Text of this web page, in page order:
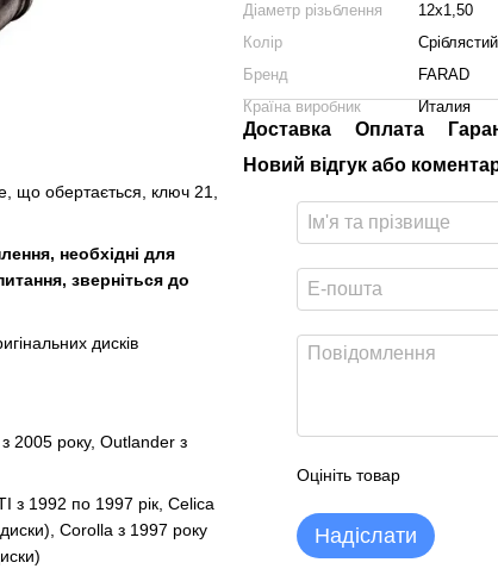
що обертається, ключ 21,
необхідні для
зверніться до
дисків
2005 року, Outlander з
з 1992 по 1997 рік, Celica
Corolla з 1997 року
Діаметр різьблення
12x1,50
Колір
Сріблястий
Бренд
FARAD
Країна виробник
Италия
Доставка Оплата
Новий відгук або
Оцініть товар
Надіслати